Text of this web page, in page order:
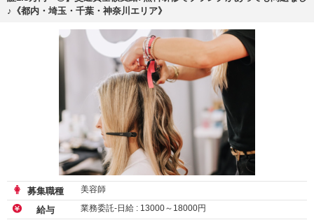
♪《都内・埼玉・千葉・神奈川エリア》
募集職種 美容師
給与 業務委託-日給 : 13000～ 18000円